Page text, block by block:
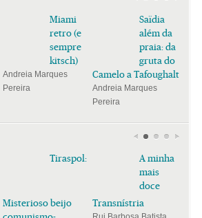
Miami
retro (e
sempre
kitsch)
Andreia Marques
Pereira
Saïdia
além da
praia: da
gruta do
Camelo a Tafoughalt
Andreia Marques
Pereira
Tiraspol:
Misterioso beijo
A minha
mais
doce
Transnístria